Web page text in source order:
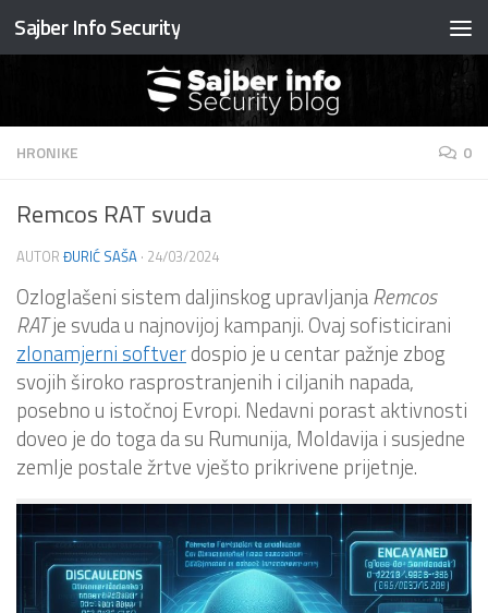
Preskočite na sadržaj
Sajber Info Security
HRONIKE 0
Remcos RAT svuda
AUTOR ĐURIĆ SAŠA · 24/03/2024
Ozloglašeni sistem daljinskog upravljanjaRemcos
RATje svuda u najnovijoj kampanji. Ovaj sofisticirani
zlonamjerni softverdospio je u centar pažnje zbog
svojih široko rasprostranjenih i ciljanih napada,
posebno u istočnoj Evropi. Nedavni porast aktivnosti
doveo je do toga da su Rumunija, Moldavija i susjedne
zemlje postale žrtve vješto prikrivene prijetnje.